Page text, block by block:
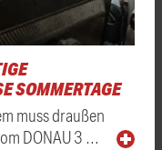
SOMMERTAGE
muss draußen
DONAU 3 …